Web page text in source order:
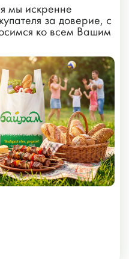
мы искренне
за доверие, с
ко всем Вашим